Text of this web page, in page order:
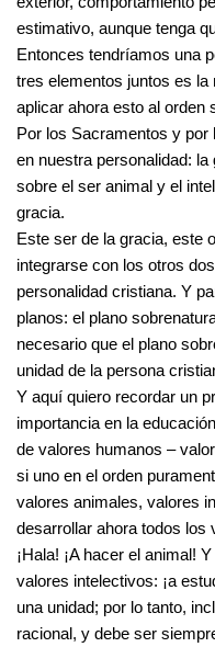
estimativo, aunque tenga
Entonces tendríamos una
tres elementos juntos es
aplicar ahora esto al orden
Por los Sacramentos y por
en nuestra personalidad:
sobre el ser animal y el
gracia.
Este ser de la gracia, este
integrarse con los otros
personalidad cristiana. Y
planos: el plano
necesario que el plano
unidad de la persona
Y aquí quiero recordar un
importancia en la
de valores humanos –
si uno en el orden
valores animales, valores
desarrollar ahora todos los
¡Hala! ¡A hacer el animal!
valores intelectivos: ¡a
una unidad; por lo tanto,
racional, y debe ser